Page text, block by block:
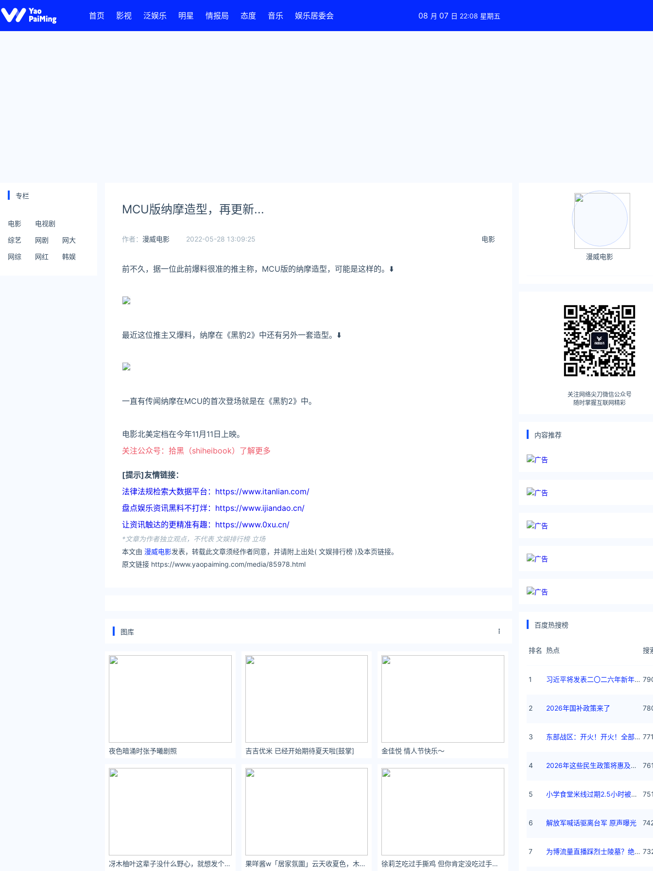
首页 影视 泛娱乐 明星 情报局 态度 音乐 娱乐居委会 08 月 07 日 22:08 星期五
专栏
电影
电视剧
综艺
网剧
网大
网综
网红 韩娱
MCU版纳摩造型，再更新...
电影
作者： 漫威电影 2022-05-28 13:09:25
前不久，据一位此前爆料很准的推主称，MCU版的纳摩造型，可能是这样的。⬇️
最近这位推主又爆料，纳摩在《黑豹2》中还有另外一套造型。⬇️
一直有传闻纳摩在MCU的首次登场就是在《黑豹2》中。
电影北美定档在今年11月11日上映。
关注公众号：拾黑（shiheibook）了解更多
[提示]友情链接：
法律法规检索大数据平台：https://www.itanlian.com/
盘点娱乐资讯黑料不打烊：https://www.ijiandao.cn/
让资讯触达的更精准有趣：https://www.0xu.cn/
*文章为作者独立观点，不代表 文娱排行榜 立场
本文由 漫威电影发表，转载此文章须经作者同意，并请附上出处( 文娱排行榜 )及本页链接。
原文链接 https://www.yaopaiming.com/media/85978.html
图库
夜色暗涌时张予曦剧照 吉吉优米 已经开始期待夏天啦[鼓掌] ​​​​ 金佳悦 情人节快乐～
冴木柚叶这辈子没什么野心，就想发个财而已。 果咩酱w「居家氛圍」云天收夏⾊，⽊叶落秋声。 徐莉芝吃过手撕鸡 但你肯定没吃过手撕丝袜咯
漫威电影
关注网络尖刀微信公众号
随时掌握互联网精彩
内容推荐
百度热搜榜
排名 热点 搜
1 习近平将发表二〇二六年新年贺词
2 2026年国补政策来了
3 东部战区：开火！开火！全部命中！
4 2026年这些民生政策将惠及百姓
5 小学食堂米线过期2.5小时被罚5万
6 解放军喊话驱离台军 原声曝光
7 为博流量直播踩烈士陵墓？绝不姑息